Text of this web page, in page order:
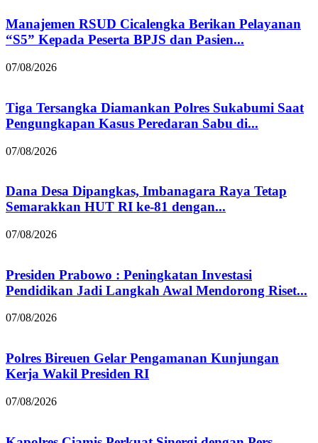
Manajemen RSUD Cicalengka Berikan Pelayanan
“S5” Kepada Peserta BPJS dan Pasien...
07/08/2026
Tiga Tersangka Diamankan Polres Sukabumi Saat
Pengungkapan Kasus Peredaran Sabu di...
07/08/2026
Dana Desa Dipangkas, Imbanagara Raya Tetap
Semarakkan HUT RI ke-81 dengan...
07/08/2026
Presiden Prabowo : Peningkatan Investasi
Pendidikan Jadi Langkah Awal Mendorong Riset...
07/08/2026
Polres Bireuen Gelar Pengamanan Kunjungan
Kerja Wakil Presiden RI
07/08/2026